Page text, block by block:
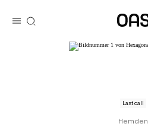
Last call
Hemden